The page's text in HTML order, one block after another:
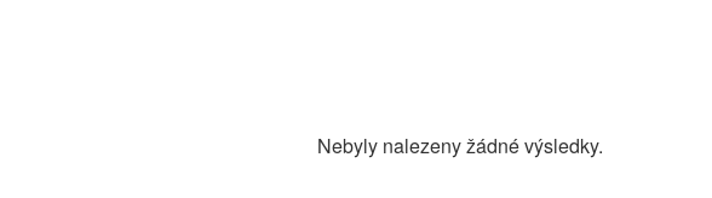
Nebyly nalezeny žádné výsledky.